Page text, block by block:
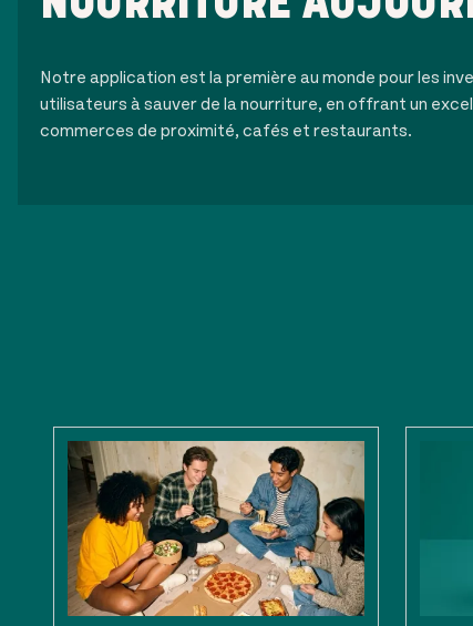
Notre application est la première au monde pour les
utilisateurs à sauver de la nourriture, en offrant un
commerces de proximité, cafés et restaurants.